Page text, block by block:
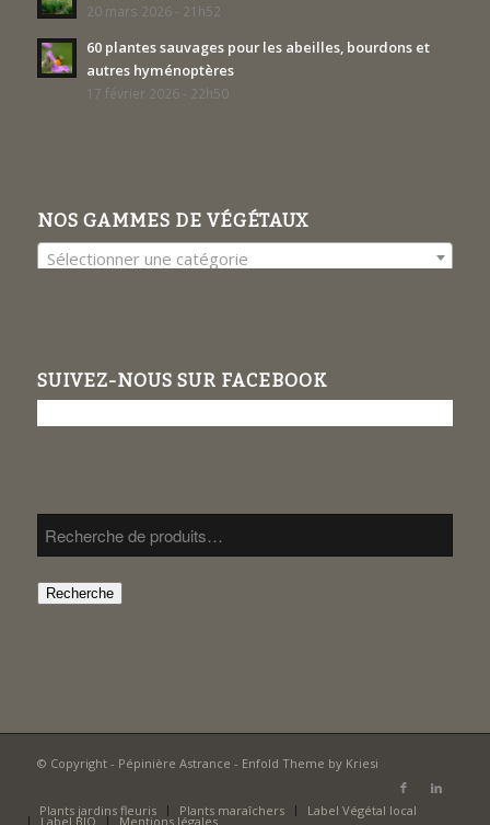
20 mars 2026 - 21h52
60 plantes sauvages pour les abeilles, bourdons et
autres hyménoptères
17 février 2026 - 22h50
NOS GAMMES DE VÉGÉTAUX
Sélectionner une catégorie
SUIVEZ-NOUS SUR FACEBOOK
Recherche
© Copyright - Pépinière Astrance - Enfold Theme by Kriesi
Plants jardins fleuris Plants maraîchers Label Végétal local
Label BIO Mentions légales